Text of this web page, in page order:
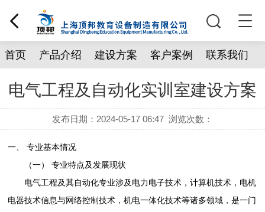
首页 产品介绍 建设方案 客户案例 联系我们
电气工程及自动化实训室建设方案
发布日期：2024-05-17 06:47 浏览次数：
一、 专业基本情况
（一） 专业特点及发展现状
电气工程及其自动化专业涉及电力电子技术，计算机技术，电机
电器技术信息与网络控制技术，机电一体化技术等诸多领域，是一门